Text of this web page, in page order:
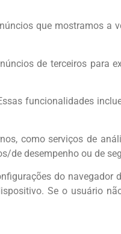
que mostramos a
de terceiros para
funcionalidades
como serviços de
de desempenho ou de
do navegador
Se o usuário